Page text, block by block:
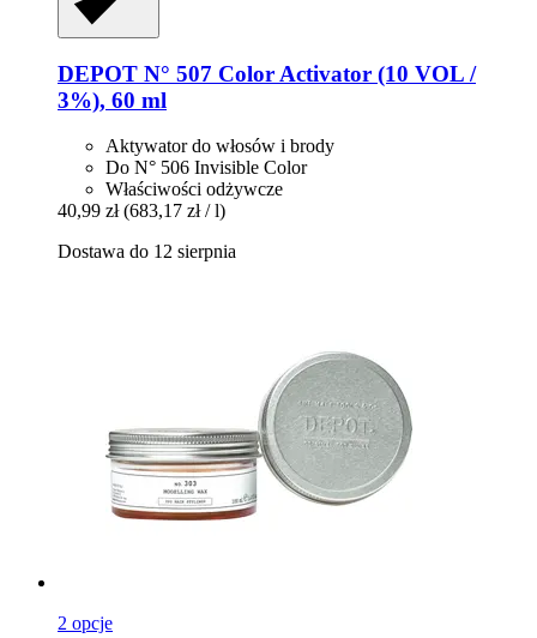
DEPOT N° 507 Color Activator (10 VOL /
3%), 60 ml
Aktywator do włosów i brody
Do N° 506 Invisible Color
Właściwości odżywcze
40,99 zł (683,17 zł / l)
Dostawa do 12 sierpnia
2 opcje